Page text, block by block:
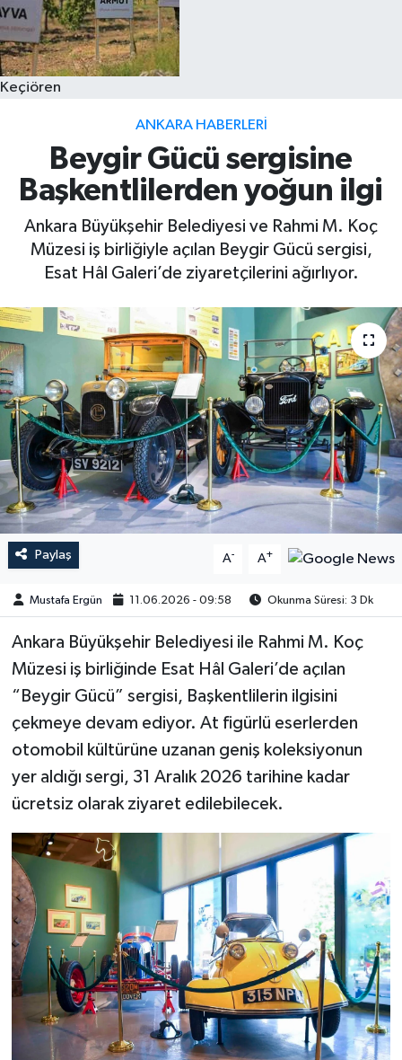
Keçiören
ANKARA HABERLERI
Beygir Gücü sergisine
Başkentlilerden yoğun ilgi
Ankara Büyükşehir Belediyesi ve Rahmi M. Koç
Müzesi iş birliğiyle açılan Beygir Gücü sergisi,
Esat Hâl Galeri’de ziyaretçilerini ağırlıyor.
Paylaş A- A+
Mustafa Ergün 11.06.2026 - 09:58 Okunma Süresi: 3 Dk
​​​​​​Ankara Büyükşehir Belediyesi ile Rahmi M. Koç
Müzesi iş birliğinde Esat Hâl Galeri’de açılan
“Beygir Gücü” sergisi, Başkentlilerin ilgisini
çekmeye devam ediyor. At figürlü eserlerden
otomobil kültürüne uzanan geniş koleksiyonun
yer aldığı sergi, 31 Aralık 2026 tarihine kadar
ücretsiz olarak ziyaret edilebilecek.